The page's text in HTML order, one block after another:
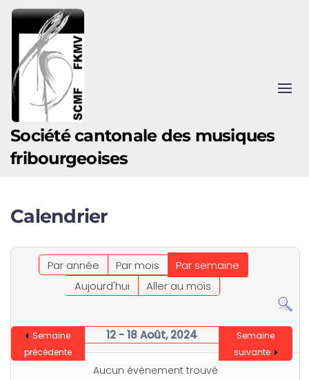
Accéder au contenu principal
Société cantonale des musiques
fribourgeoises
Calendrier
Par année Par mois
Par semaine
Aujourd'hui
Aller au mois
Semaine
précédente
12 - 18 Août, 2024
Semaine
suivante
Aucun évènement trouvé